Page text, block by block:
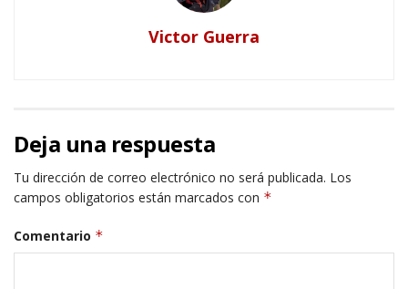
Victor Guerra
Deja una respuesta
Tu dirección de correo electrónico no será publicada. Los
campos obligatorios están marcados con *
Comentario *